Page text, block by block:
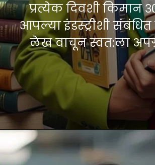
प्रत्येक दिवशी किमान
आपल्या इंडस्ट्रीशी